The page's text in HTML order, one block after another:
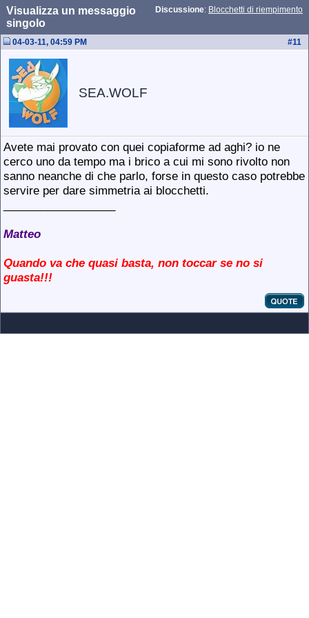
Discussione: Blocchetti di riempimento
Visualizza un messaggio
singolo
#11
04-03-11, 04:59 PM
SEA.WOLF
Avete mai provato con quei copiaforme ad aghi? io ne
cerco uno da tempo ma i brico a cui mi sono rivolto non
sanno neanche di che parlo, forse in questo caso potrebbe
servire per dare simmetria ai blocchetti.
Matteo
Quando va che quasi basta, non toccar se no si
guasta!!!